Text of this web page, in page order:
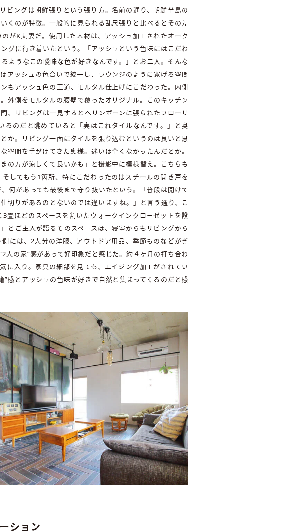
ビングは朝鮮張りという張り方。名前の通り、朝鮮半島の
くのが特徴。一般的に見られる乱尺張りと比べるとその差
がK夫妻だ。使用した木材は、アッシュ加工されたオーク
グに行き着いたという。「アッシュという色味にはこだわ
ようなこの曖昧な色が好きなんです。」とお二人。そんな
ッシュの色合いで統一し、ラウンジのように寛げる空間
もアッシュ色の王道、モルタル仕上げにこだわった。内側
外側をモルタルの腰壁で覆ったオリジナル。このキッチン
、リビングは一見するとヘリンボーンに張られたフローリ
のだと眺めていると「実はこれタイルなんです。」と奥
か。リビング一面にタイルを張り込むというのは良いと思
空間を手がけてきた奥様。迷いは全くなかったんだとか。
の方が涼しくて良いかも」と撮影中に模様替え。こちらも
してもう1箇所、特にこだわったのはスチールの開き戸を
何があっても最後まで守り抜いたという。「普段は開けて
切りがあるのとないのでは違いますね。」と言う通り、こ
畳ほどのスペースを割いたウォークインクローゼットを設
とご主人が語るそのスペースは、寝室からもリビングから
には、2人分の洋服、アウトドア用品、季節ものなどがぎ
人の家”感があって好印象だと感じた。約４ヶ月の打ち合わ
に入り。家具の細部を見ても、エイジング加工がされてい
感とアッシュの色味が好きで自然と集まってくるのだと感
ション